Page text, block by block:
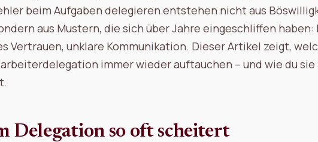
beim Aufgaben delegieren entstehen nicht aus
aus Mustern, die sich über Jahre eingeschliffen
Vertrauen, unklare Kommunikation. Dieser Artikel zeigt,
immer wieder auftauchen – und wie du
Delegation so oft scheitert